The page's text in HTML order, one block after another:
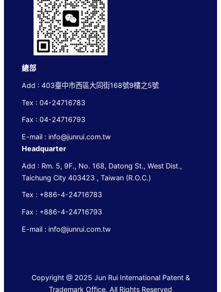
總部
Add : 403臺中市西區大同街168號9樓之5號
Tex : 04-24716783
Fax : 04-24716793
E-mail : info@junrui.com.tw
Headquarter
Add : Rm. 5, 9F., No. 168, Datong St., West Dist.,
Taichung City 403423 , Taiwan (R.O.C.)
Tex : +886-4-24716783
Fax : +886-4-24716793
E-mail : info@junrui.com.tw
Copyright @ 2025 Jun Rui International Patent &
Trademark Office, All Rights Reserved